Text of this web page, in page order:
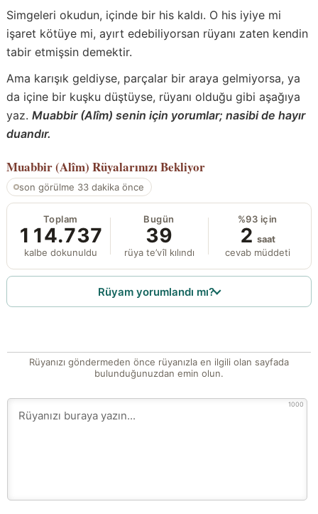
Simgeleri okudun, içinde bir his kaldı. O his iyiye mi
işaret kötüye mi, ayırt edebiliyorsan rüyanı zaten kendin
tabir etmişsin demektir.
Ama karışık geldiyse, parçalar bir araya gelmiyorsa, ya
da içine bir kuşku düştüyse, rüyanı olduğu gibi aşağıya
yaz. Muabbir (Alîm) senin için yorumlar; nasibi de hayır
duandır.
Muabbir (Alîm) Rüyalarınızı Bekliyor
son görülme 33 dakika önce
Toplam
114.737
kalbe dokunuldu
Bugün
39
rüya te’vîl kılındı
%93 için
2 saat
cevab müddeti
Rüyam yorumlandı mı?
Rüyanızı göndermeden önce rüyanızla en ilgili olan sayfada
bulunduğunuzdan emin olun.
1000